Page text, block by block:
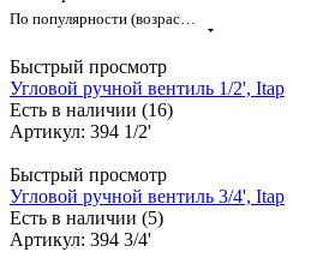
Быстрый просмотр
Угловой ручной вентиль 1/2', Itap
Есть в наличии (16)
Артикул: 394 1/2'
Быстрый просмотр
Угловой ручной вентиль 3/4', Itap
Есть в наличии (5)
Артикул: 394 3/4'